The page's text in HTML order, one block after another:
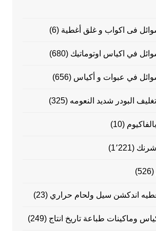
فى اكواب و غلق أغطية (6)
في اكياس اوتوماتيك (680)
في عبوات و أكياس (656)
البودر شديد النعومه (325)
(10)
شرنك (1٬221)
(526)
اندكشن سيل ولحام حراري (23)
وماكينات طباعة تاريخ انتاج (249)